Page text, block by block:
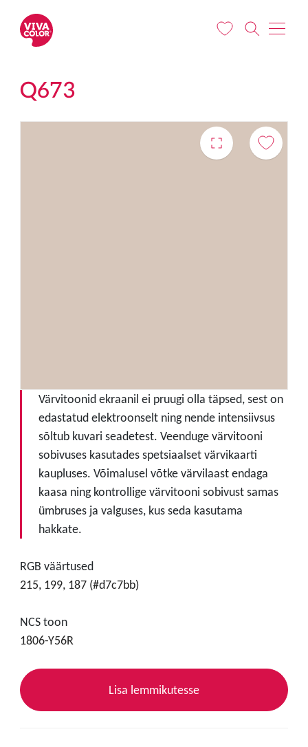
Q673
Värvitoonid ekraanil ei pruugi olla täpsed, sest on
edastatud elektroonselt ning nende intensiivsus
sõltub kuvari seadetest. Veenduge värvitooni
sobivuses kasutades spetsiaalset värvikaarti
kaupluses. Võimalusel võtke värvilaast endaga
kaasa ning kontrollige värvitooni sobivust samas
ümbruses ja valguses, kus seda kasutama
hakkate.
RGB väärtused
215, 199, 187 (#d7c7bb)
NCS toon
1806-Y56R
Lisa lemmikutesse